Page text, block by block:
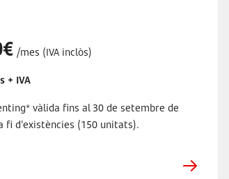
/mes (IVA inclòs)
+ IVA
vàlida fins al 30 de setembre de
fi d'existències (150 unitats).